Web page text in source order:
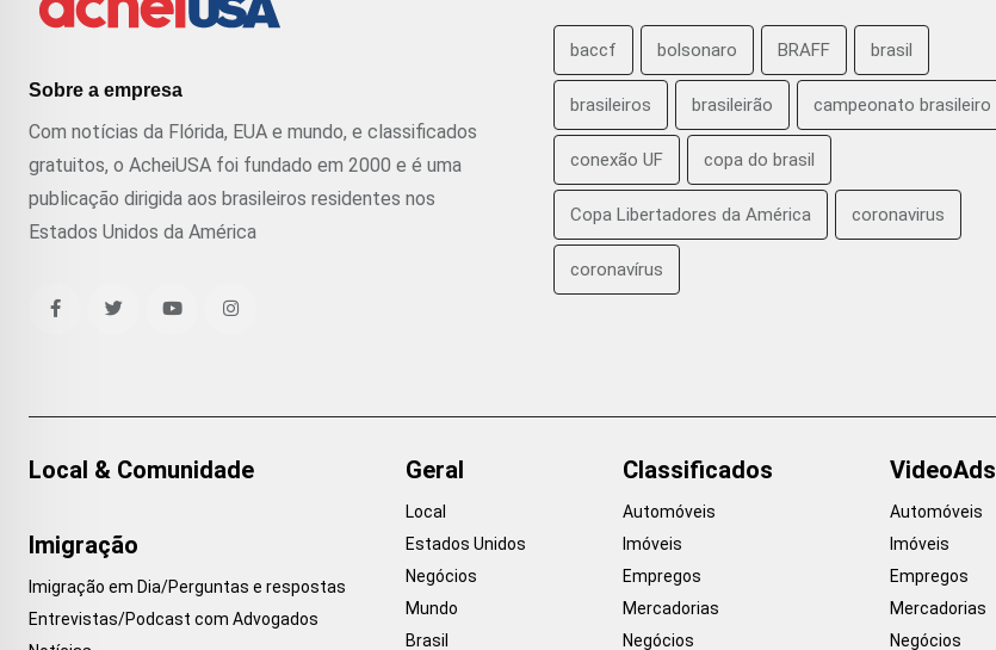
Sobre a empresa
Com notícias da Flórida, EUA e mundo, e classificados
gratuitos, o AcheiUSA foi fundado em 2000 e é uma
publicação dirigida aos brasileiros residentes nos
Estados Unidos da América
baccf bolsonaro BRAFF brasil
brasileiros brasileirão campeonato brasileiro
conexão UF copa do brasil
Copa Libertadores da América coronavirus
coronavírus
Local & Comunidade
Imigração
Imigração em Dia/Perguntas e respostas
Entrevistas/Podcast com Advogados
Geral
Local
Estados Unidos
Negócios
Mundo
Brasil
Classificados
Automóveis
Imóveis
Empregos
Mercadorias
Negócios
VideoAds
Automóveis
Imóveis
Empregos
Mercadorias
Negócios